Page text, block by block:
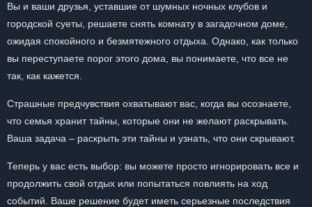
Вы и ваши друзья, уставшие от шумных ночных клубов и
городской суеты, решаете снять комнату в загадочном доме,
ожидая спокойного и безмятежного отдыха. Однако, как только
вы переступаете порог этого дома, вы понимаете, что все не
так, как кажется.
Страшные предчувствия охватывают вас, когда вы осознаете,
что семья хранит тайны, которые они не желают раскрывать.
Ваша задача – раскрыть эти тайны и узнать, что они скрывают.
Теперь у вас есть выбор: вы можете просто игнорировать все и
продолжить свой отдых или попытаться повлиять на ход
событий. Ваше решение будет иметь серьезные последствия